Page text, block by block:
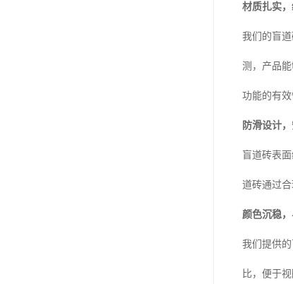
材质扎实
我们的盲
测，产品
功能的有效
防滑设计
盲道砖表
道砖通过
颜色沉稳
我们提供
比，便于